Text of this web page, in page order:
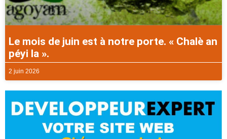
Le mois de juin est à notre porte. « Chalè an
péyi la ».
2 juin 2026